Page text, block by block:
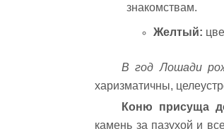
знакомствам.
Желтый:
В год Лошади
харизматичны,
Коню присуща
камень за пазухой и